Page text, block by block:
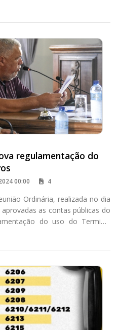
regulamentação do
00:00 4
Ordinária, realizada no dia
as contas públicas do
do uso do Terminal